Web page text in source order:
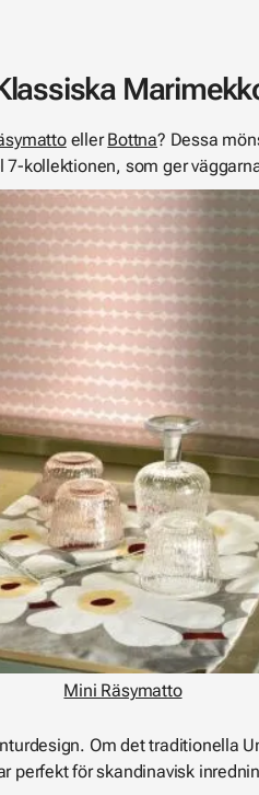
ellerBottna? Dessa
kollektionen, som ger
Mini Räsymatto
Om det traditionella
perfekt för skandinavisk